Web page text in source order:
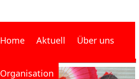
Home Aktuell Über uns
Organisation